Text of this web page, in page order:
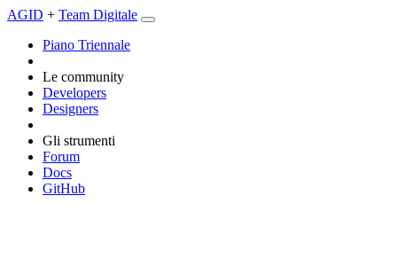
AGID + Team Digitale
Piano Triennale
Le community
Developers
Designers
Gli strumenti
Forum
Docs
GitHub